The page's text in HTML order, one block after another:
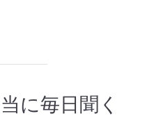
に毎日聞く